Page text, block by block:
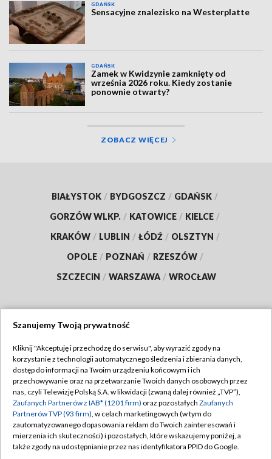
GDAŃSK
Sensacyjne znalezisko na Westerplatte
GDAŃSK
Zamek w Kwidzynie zamknięty od
września 2026 roku. Kiedy zostanie
ponownie otwarty?
ZOBACZ WIĘCEJ
BIAŁYSTOK / BYDGOSZCZ / GDAŃSK /
GORZÓW WLKP. / KATOWICE / KIELCE /
KRAKÓW / LUBLIN / ŁÓDŹ / OLSZTYN /
OPOLE / POZNAŃ / RZESZÓW /
SZCZECIN / WARSZAWA / WROCŁAW
TVP
Abonament TVP
Emisja w TVP
Centrum informacji TVP
Naziemna Telewizja Cyfrowa
Regulamin TVP
Polityka prywatności
Moje zgody
Pomoc
Szanujemy Twoją prywatność
Kliknij "Akceptuję i przechodzę do serwisu", aby wyrazić zgody na
korzystanie z technologii automatycznego śledzenia i zbierania danych,
dostęp do informacji na Twoim urządzeniu końcowym i ich
przechowywanie oraz na przetwarzanie Twoich danych osobowych przez
nas, czyli Telewizję Polską S.A. w likwidacji (zwaną dalej również „TVP”),
Zaufanych Partnerów z IAB* (1201 firm) oraz pozostałych Zaufanych
Partnerów TVP (93 firm), w celach marketingowych (w tym do
zautomatyzowanego dopasowania reklam do Twoich zainteresowań i
mierzenia ich skuteczności) i pozostałych, które wskazujemy poniżej, a
także zgody na udostępnianie przez nas identyfikatora PPID do Google.